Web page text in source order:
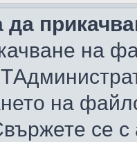
да
на
на
се